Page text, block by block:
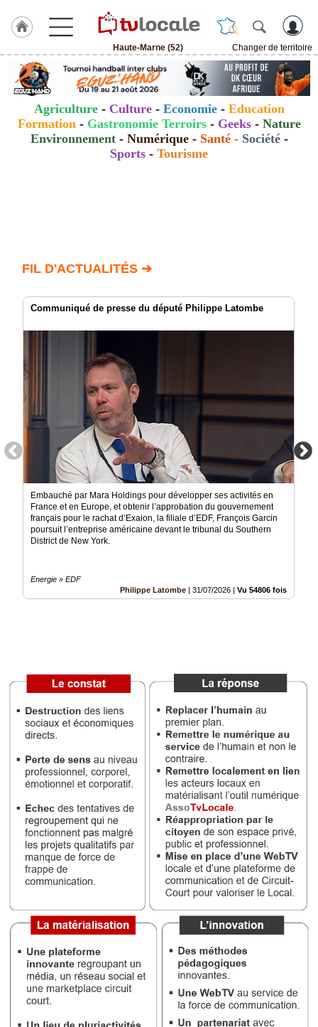
Haute-Marne (52)
Changer de territoire
J'adhère
Hulcoq
ACCUEIL
Haute-
Gazette
Médias
Blogs
Prémium
Inscription
annuaire
éditeur
Agriculture- Culture - Economie- Education
Formation - Gastronomie Terroirs- Geeks- Nature
Environnement- Numérique- Santé- Société-
Sports - Tourisme
FIL D'ACTUALITÉS ➔
Communiqué de presse du député Philippe Latombe
Embauché par Mara Holdings pour développer ses activités en
France et en Europe, et obtenir l’approbation du gouvernement
français pour le rachat d’Exaion, la filiale d’EDF, François Garcin
poursuit l’entreprise américaine devant le tribunal du Southern
District de New York.
Energie » EDF
Philippe Latombe
31/07/2026 Vu 54806 fois